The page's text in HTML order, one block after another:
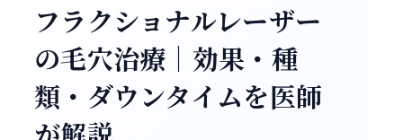
フラクショナルレーザー
の毛穴治療｜効果・種
類・ダウンタイムを医師